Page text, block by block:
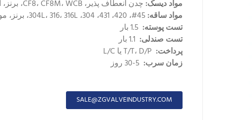
مواد دیسک: چدن انعطاف پذیر، CF8، CF8M، WCB، برنز، آلیاژ آلومینیوم
مواد ساقه:
تست پوسته:
تست صندلی:
پرداخت:
زمان سرب:
SALE@ZGVALVEINDUSTRY.COM